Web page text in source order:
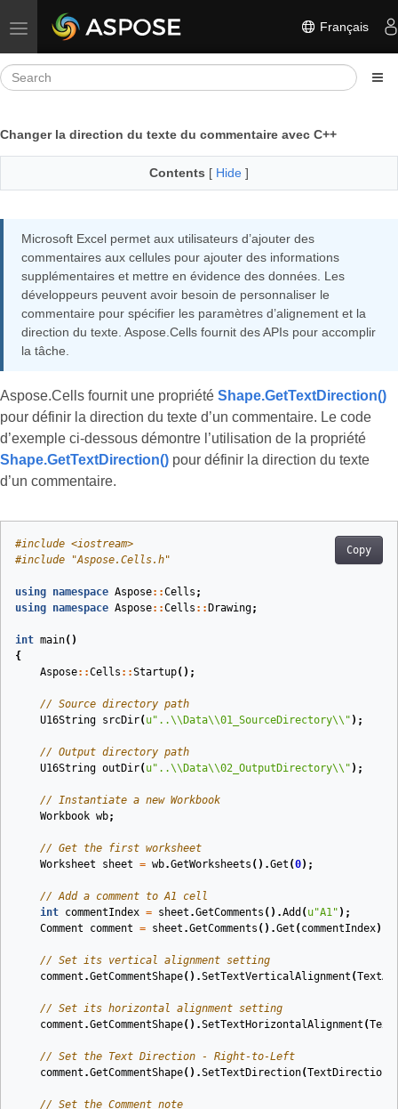
Toggle navigation Français
Changer la direction du texte du commentaire avec C++
Contents [ Hide ]
Microsoft Excel permet aux utilisateurs d’ajouter des
commentaires aux cellules pour ajouter des informations
supplémentaires et mettre en évidence des données. Les
développeurs peuvent avoir besoin de personnaliser le
commentaire pour spécifier les paramètres d’alignement et la
direction du texte. Aspose.Cells fournit des APIs pour accomplir
la tâche.
Aspose.Cells fournit une propriété Shape.GetTextDirection()
pour définir la direction du texte d’un commentaire. Le code
d’exemple ci-dessous démontre l’utilisation de la propriété
Shape.GetTextDirection() pour définir la direction du texte
d’un commentaire.
Copy
#include <iostream>
#include "Aspose.Cells.h"
using namespace Aspose::Cells ;
using namespace Aspose::Cells :: Drawing;
int main()
{
Aspose::Cells ::Startup();
// Source directory path
U16String srcDir( u"..\\ Data\\01_SourceDirectory\\ " ) ;
// Output directory path
U16String outDir( u"..\\ Data\\02_OutputDirectory\\ " ) ;
// Instantiate a new Workbook
Workbook wb;
// Get the first worksheet
Worksheet
sheet = wb.GetWorksheets ().Get (0);
// Add a comment to A1 cell
int commentIndex = sheet .GetComments ().Add ( u"A1" );
Comment
comment = sheet .GetComments ().Get ( commentIndex);
// Set its vertical alignment setting
comment .GetCommentShape().SetTextVerticalAlignment (
// Set its horizontal alignment setting
comment .GetCommentShape().SetTextHorizontalAlignment (
// Set the Text Direction - Right-to-Left
comment .GetCommentShape().SetTextDirection(
// Set the Comment note